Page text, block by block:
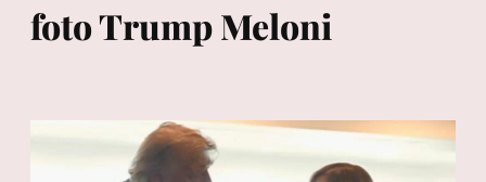
foto Trump Meloni